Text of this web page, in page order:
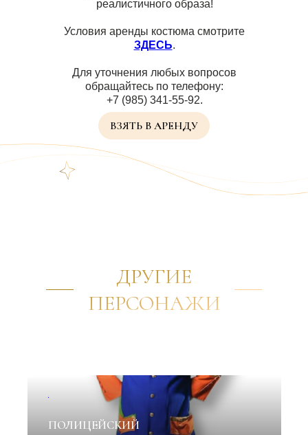
реалистичного образа!
Условия аренды костюма смотрите
ЗДЕСЬ.
Для уточнения любых вопросов
обращайтесь по телефону:
+7 (985) 341-55-92.
ВЗЯТЬ В АРЕНДУ
ДРУГИЕ
ПЕРСОНАЖИ
ПОЛИЦЕЙСКИЙ